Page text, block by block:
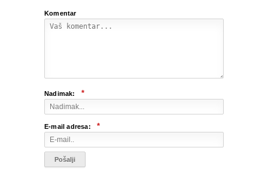
Komentar
Nadimak: *
E-mail adresa: *